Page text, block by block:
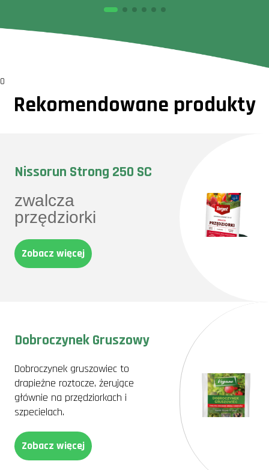
0
Rekomendowane produkty
Nissorun Strong 250 SC
zwalcza
przędziorki
Zobacz więcej
Dobroczynek Gruszowy
Dobroczynek gruszowiec to
drapieżne roztocze, żerujące
głównie na przędziorkach i
szpecielach.
Zobacz więcej